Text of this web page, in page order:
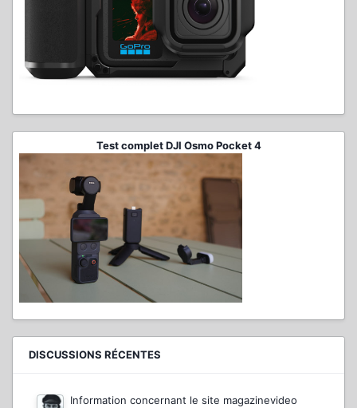
Test complet DJI Osmo Pocket 4
DISCUSSIONS RÉCENTES
Information concernant le site magazinevideo